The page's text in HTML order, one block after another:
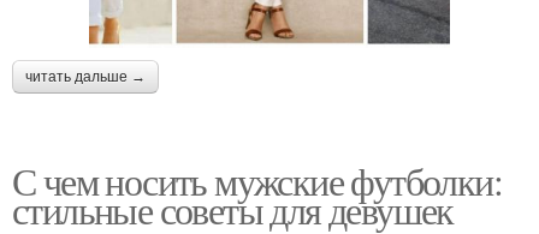
читать дальше →
С чем носить мужские футболки:
стильные советы для девушек